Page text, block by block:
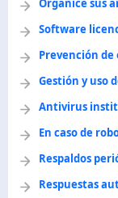
Organice sus
Software
Prevención de
Gestión y uso
Antivirus
En caso de
Respaldos
Respuestas